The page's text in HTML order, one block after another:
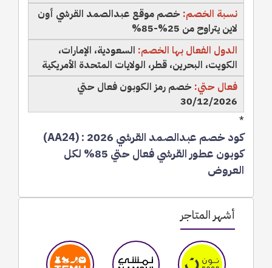
أشهر المتاجر
نسبة الخصم: خصم موقع عبدالصمد القرشي أون
لاين يتراوح من 25%-85%
الدول الفعال بها الخصم: السعودية، الإمارات،
الكويت، البحرين، قطر، الولايات المتحدة الأمريكية
فعال حتي: خصم رمز الكوبون فعال حتي
30/12/2026
*
كود خصم عبدالصمد القرشي 2026 : (AA24)
كوبون عطور القرشي فعال حتي 85% لكل
العروض